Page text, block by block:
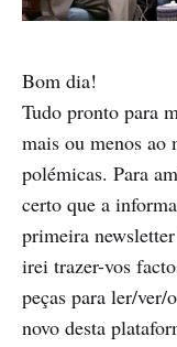
Bom dia!
Tudo pronto para
mais ou menos ao
polémicas. Para
certo que a
primeira
irei trazer-vos
peças para ler/
novo desta